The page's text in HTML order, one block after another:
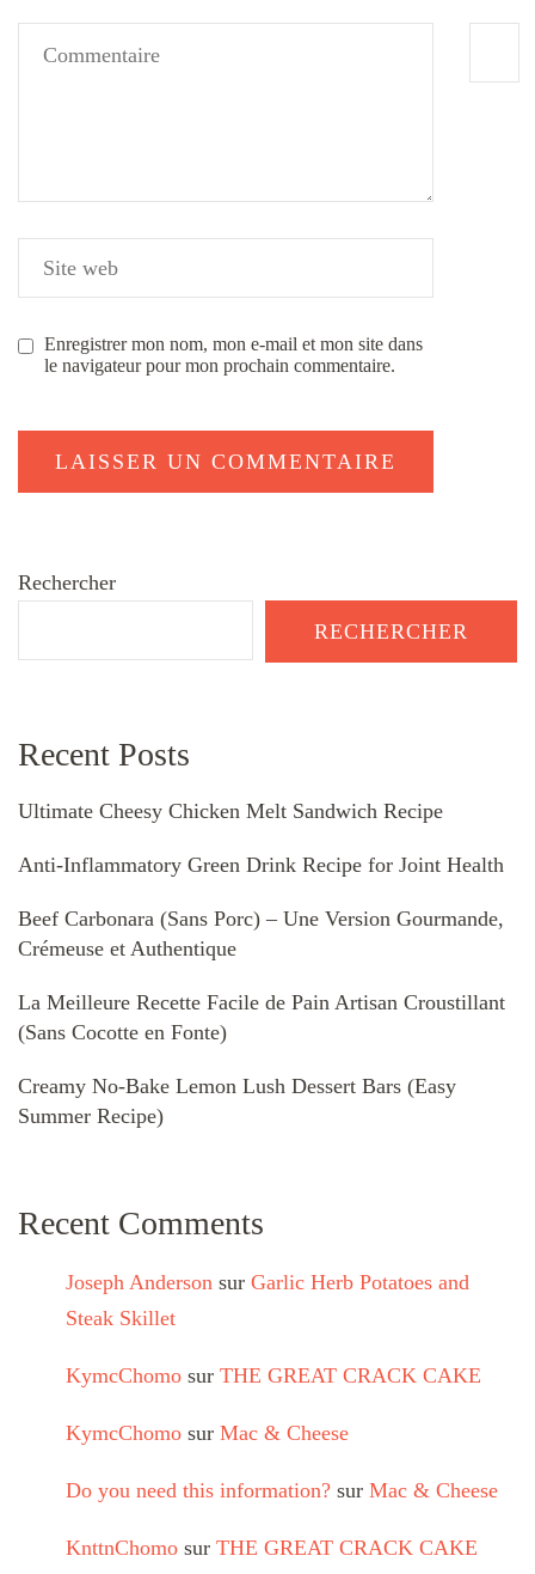
Enregistrer mon nom, mon e-mail et mon site dans
le navigateur pour mon prochain commentaire.
Rechercher
RECHERCHER
Recent Posts
Ultimate Cheesy Chicken Melt Sandwich Recipe
Anti-Inflammatory Green Drink Recipe for Joint Health
Beef Carbonara (Sans Porc) – Une Version Gourmande,
Crémeuse et Authentique
La Meilleure Recette Facile de Pain Artisan Croustillant
(Sans Cocotte en Fonte)
Creamy No-Bake Lemon Lush Dessert Bars (Easy
Summer Recipe)
Recent Comments
Joseph Anderson sur Garlic Herb Potatoes and
Steak Skillet
KymcChomo sur THE GREAT CRACK CAKE
KymcChomo sur Mac & Cheese
Do you need this information? sur Mac & Cheese
KnttnChomo sur THE GREAT CRACK CAKE